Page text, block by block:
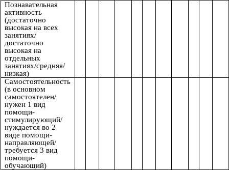
Познавательная
активность
(достаточно
высокая на всех
занятиях/
достаточно
высокая на
отдельных
занятиях/средняя/
низкая)
Самостоятельность
(в основном
самостоятелен/
нужен 1 вид
помощи-
стимулирующий/
нуждается во 2
виде помощи-
направляющей/
требуется 3 вид
помощи-
обучающий)